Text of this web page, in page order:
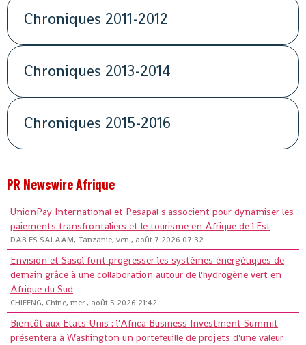
Chroniques 2011-2012
Chroniques 2013-2014
Chroniques 2015-2016
PR Newswire Afrique
UnionPay International et Pesapal s'associent pour dynamiser les
paiements transfrontaliers et le tourisme en Afrique de l'Est
DAR ES SALAAM, Tanzanie, ven., août 7 2026 07:32
Envision et Sasol font progresser les systèmes énergétiques de
demain grâce à une collaboration autour de l'hydrogène vert en
Afrique du Sud
CHIFENG, Chine, mer., août 5 2026 21:42
Bientôt aux États-Unis : l'Africa Business Investment Summit
présentera à Washington un portefeuille de projets d'une valeur